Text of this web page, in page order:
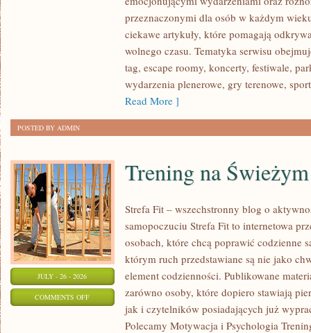
przeznaczonymi dla osób w każdym
ciekawe artykuły, które pomagają
wolnego czasu. Tematyka serwisu
tag, escape roomy, koncerty, festiwale,
wydarzenia plenerowe, gry terenowe,
Read More ]
POSTED BY ADMIN
JULY - 26 - 2026
COMMENTS OFFON
Trening na
Strefa Fit – wszechstronny blog o
samopoczuciu Strefa Fit to internetowa
osobach, które chcą poprawić codzienne
którym ruch przedstawiane są nie jako
element codzienności. Publikowane
zarówno osoby, które dopiero stawiają
jak i czytelników posiadających już
Polecamy Motywacja i Psychologia